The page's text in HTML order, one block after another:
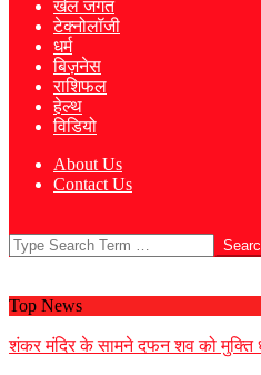
खेल जगत
टेक्नोलॉजी
धर्म
बिज़नेस
राशिफल
हेल्थ
विडियो
About Us
Contact Us
Search
Top News
शंकर मंदिर के सामने दफन शव को मुक्ति